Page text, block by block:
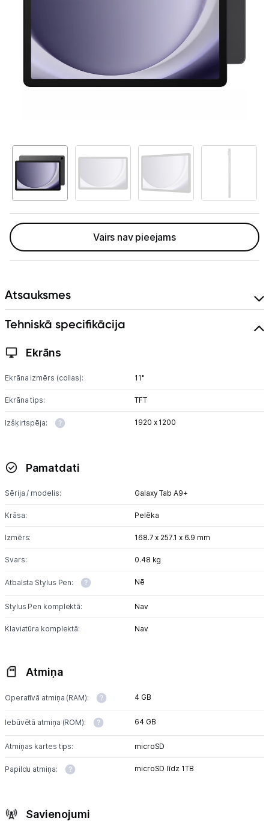
Planšetdatori un aksesuāri
Planšetdatori
E-grāmatu lasītāji
E-grāmatu lasītāju aksesuāri
Stacionārie un bezvadu telefoni
Sadzīves tehnika
Skaistumkopšana
Sports un atpūta
Vēlmju saraksts
Blogs
Tet pakalpojumi
Informācija
Vairs nav pieejams
Atsauksmes
Tehniskā specifikācija
Ekrāns
Ekrāna izmērs (collas): 11"
Ekrāna tips: TFT
Izšķirtspēja: 1920 x 1200
Pamatdati
Sērija / modelis: Galaxy Tab A9+
Krāsa: Pelēka
Izmērs: 168.7 x 257.1 x 6.9 mm
Svars: 0.48 kg
Atbalsta Stylus Pen: Nē
Stylus Pen komplektā: Nav
Klaviatūra komplektā: Nav
Atmiņa
Operatīvā atmiņa (RAM): 4 GB
Iebūvētā atmiņa (ROM): 64 GB
Atmiņas kartes tips: microSD
Papildu atmiņa: microSD līdz 1TB
Savienojumi